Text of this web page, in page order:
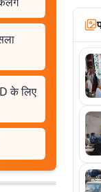
के लिए